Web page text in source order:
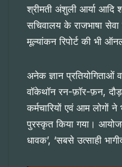
श्रीमती अंशुली आर्या आदि
सचिवालय के राजभाषा सेवा
मूल्यांकन रिपोर्ट की भी
अनेक ज्ञान प्रतियोगिताओं
वॉकेथॉन रन-फ़ॉर-फ़न, दौड़
कर्मचारियों एवं आम लोगों
पुरस्कृत किया गया।
धावक’, ‘सबसे उत्साही